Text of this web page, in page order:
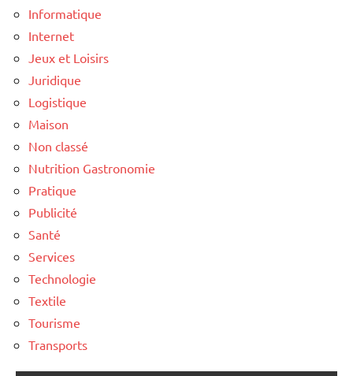
Informatique
Internet
Jeux et Loisirs
Juridique
Logistique
Maison
Non classé
Nutrition Gastronomie
Pratique
Publicité
Santé
Services
Technologie
Textile
Tourisme
Transports